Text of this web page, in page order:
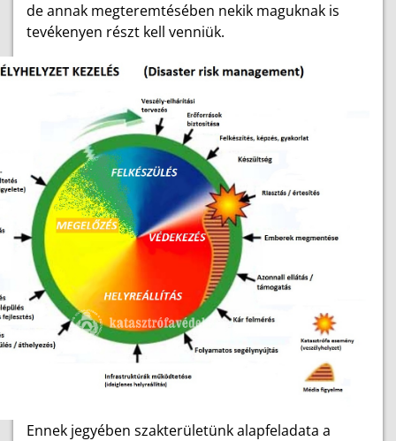
de annak megteremtésében nekik maguknak is
tevékenyen részt kell venniük.
Ennek jegyében szakterületünk alapfeladata a